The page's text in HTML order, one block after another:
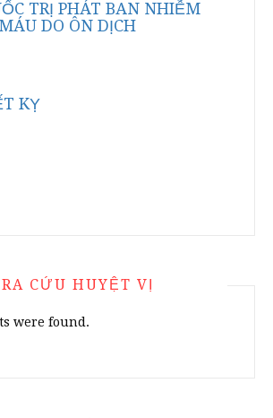
TRỊ PHÁT BAN NHIỄM
DO ÔN DỊCH
KỴ
CỨU HUYỆT VỊ
were found.